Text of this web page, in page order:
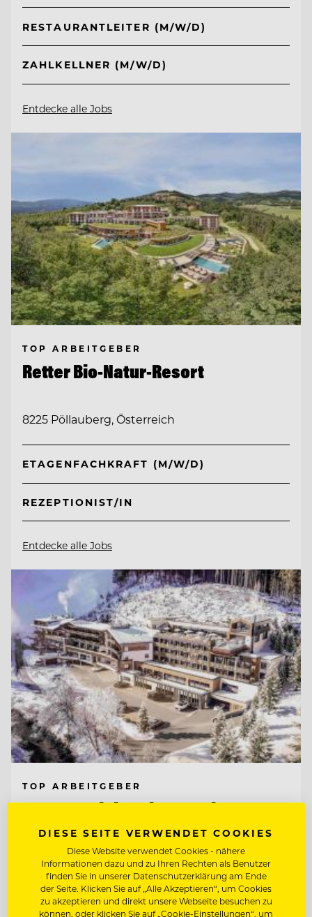
RESTAURANTLEITER (M/W/D)
ZAHLKELLNER (M/W/D)
Entdecke alle Jobs
TOP ARBEITGEBER
Retter Bio-Natur-Resort
8225 Pöllauberg, Österreich
ETAGENFACHKRAFT (M/W/D)
REZEPTIONIST/IN
Entdecke alle Jobs
TOP ARBEITGEBER
Natur- & Biohotel Bergzeit
6675 Tannheim, Österreich
CHEF DE RANG
DIESE SEITE VERWENDET COOKIES
Diese Website verwendet Cookies - nähere
Informationen dazu und zu Ihren Rechten als Benutzer
finden Sie in unserer Datenschutzerklärung am Ende
der Seite. Klicken Sie auf „Alle Akzeptieren“, um Cookies
zu akzeptieren und direkt unsere Webseite besuchen zu
können, oder klicken Sie auf „Cookie-Einstellungen“, um